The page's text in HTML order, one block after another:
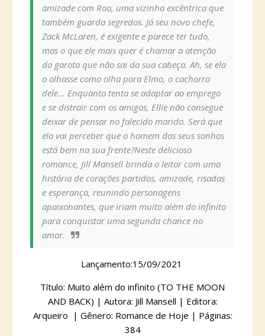
amizade com Roo, uma vizinha excêntrica que
também guarda segredos. Já seu novo chefe,
Zack McLaren, é exigente e parece ter tudo,
mas o que ele mais quer é chamar a atenção
da garota que não sai da sua cabeça. Ah, se ela
o olhasse como olha para Elmo, o cachorro
dele... Enquanto tenta se adaptar ao emprego
e se distrair com os amigos, Ellie não consegue
deixar de pensar no falecido marido. Será que
ela vai perceber que o homem dos seus sonhos
está bem na sua frente?Neste delicioso
romance, Jill Mansell brinda o leitor com uma
história de corações partidos, amizade, risadas
e esperança, reunindo personagens
apaixonantes, que iriam muito além do infinito
para conquistar uma segunda chance no
amor.
Lançamento:15/09/2021
Título: Muito além do infinito (TO THE MOON
AND BACK) | Autora: Jill Mansell | Editora:
Arqueiro | Gênero: Romance de Hoje | Páginas:
384